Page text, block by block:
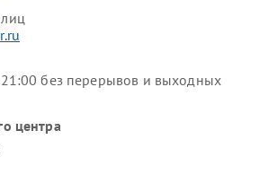
без перерывов и выходных
центра